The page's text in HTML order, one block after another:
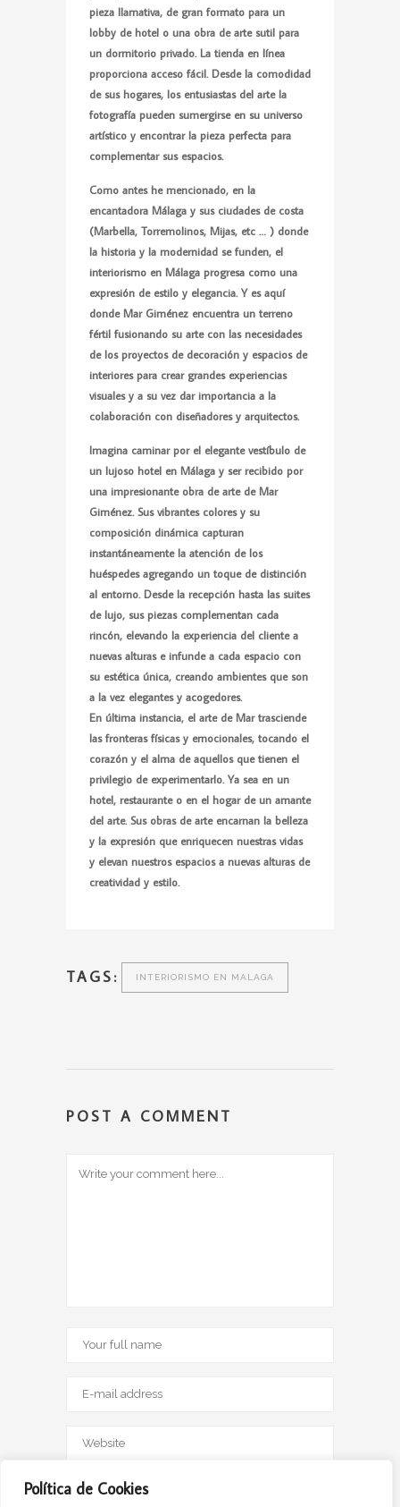
Política de Cookies
pieza llamativa, de gran formato para un
lobby de hotel o una obra de arte sutil para
un dormitorio privado. La tienda en línea
proporciona acceso fácil. Desde la comodidad
de sus hogares, los entusiastas del arte la
fotografía pueden sumergirse en su universo
artístico y encontrar la pieza perfecta para
complementar sus espacios.
Como antes he mencionado, en la
encantadora Málaga y sus ciudades de costa
(Marbella, Torremolinos, Mijas, etc … ) donde
la historia y la modernidad se funden, el
interiorismo en Málaga progresa como una
expresión de estilo y elegancia. Y es aquí
donde Mar Giménez encuentra un terreno
fértil fusionando su arte con las necesidades
de los proyectos de decoración y espacios de
interiores para crear grandes experiencias
visuales y a su vez dar importancia a la
colaboración con diseñadores y arquitectos.
Imagina caminar por el elegante vestíbulo de
un lujoso hotel en Málaga y ser recibido por
una impresionante obra de arte deMar
Giménez. Sus vibrantes colores y su
composición dinámica capturan
instantáneamente la atención de los
huéspedes agregando un toque de distinción
al entorno. Desde la recepción hasta las suites
de lujo, sus piezas complementan cada
rincón, elevando la experiencia del cliente a
nuevas alturas e infunde a cada espacio con
su estética única, creando ambientes que son
a la vez elegantes y acogedores.
En última instancia, el arte de Mar trasciende
las fronteras físicas y emocionales, tocando el
corazón y el alma de aquellos que tienen el
privilegio de experimentarlo. Ya sea en un
hotel, restaurante o en el hogar de un amante
del arte. Sus obras de arte encarnan la belleza
y la expresión que enriquecen nuestras vidas
y elevan nuestros espacios a nuevas alturas de
creatividad y estilo.
TAGS: INTERIORISMO EN MALAGA
POST A COMMENT
Save my name, email, and website in this browser